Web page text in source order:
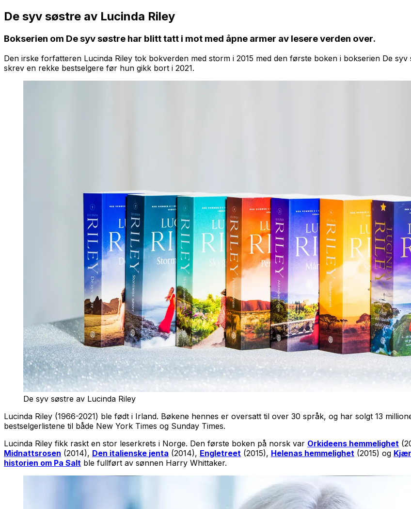
De syv søstre av Lucinda Riley
Bokserien om De syv søstre har blitt tatt i mot med åpne armer av lesere verden over.
Den irske forfatteren Lucinda Riley tok bokverden med storm i 2015 med den første boken i bokserien De syv
skrev en rekke bestselgere før hun gikk bort i 2021.
De syv søstre av Lucinda Riley
Lucinda Riley (1966-2021) ble født i Irland. Bøkene hennes er oversatt til over 30 språk, og har solgt 13
bestselgerlistene til både New York Times og Sunday Times.
Lucinda Riley fikk raskt en stor leserkrets i Norge. Den første boken på norsk var Orkideens hemmelighet
Midnattsrosen (2014), Den italienske jenta (2014), Engletreet (2015), Helenas hemmelighet (2015) og
historien om Pa Salt ble fullført av sønnen Harry Whittaker.